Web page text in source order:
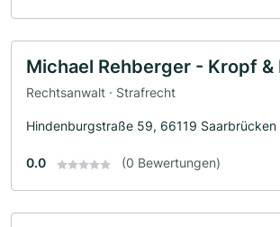
Michael Rehberger - Kropf &
Rechtsanwalt · Strafrecht
Hindenburgstraße 59, 66119 Saarbrücken
0.0 (0 Bewertungen)